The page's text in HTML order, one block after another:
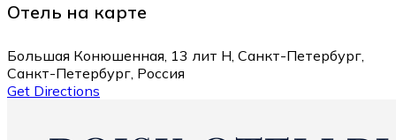
Отель на карте
Большая Конюшенная, 13 лит Н, Санкт-Петербург,
Санкт-Петербург, Россия
Get Directions